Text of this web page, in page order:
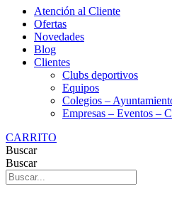
Atención al Cliente
Ofertas
Novedades
Blog
Clientes
Clubs deportivos
Equipos
Colegios –
Empresas – Eventos –
CARRITO
Buscar
Buscar